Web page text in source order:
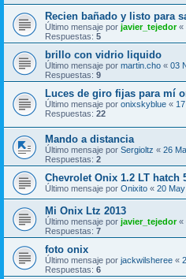
Recien bañado y listo para
Último mensaje por javier_tejedor«
Respuestas: 5
brillo con vidrio liquido
Último mensaje por martin.cho « 03
Respuestas: 9
Luces de giro fijas para mí
Último mensaje por onixskyblue «
Respuestas: 22
Mando a distancia
Último mensaje por Sergioltz « 26
Respuestas: 2
Chevrolet Onix 1.2 LT hatch
Último mensaje por Onixito « 20
Mi Onix Ltz 2013
Último mensaje por javier_tejedor«
Respuestas: 7
foto onix
Último mensaje por jackwilsheree «
Respuestas: 6